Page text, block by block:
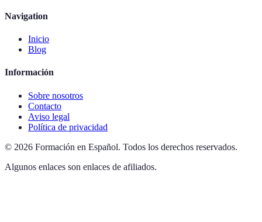
Navigation
Inicio
Blog
Información
Sobre nosotros
Contacto
Aviso legal
Política de privacidad
© 2026 Formación en Español. Todos los derechos reservados.
Algunos enlaces son enlaces de afiliados.